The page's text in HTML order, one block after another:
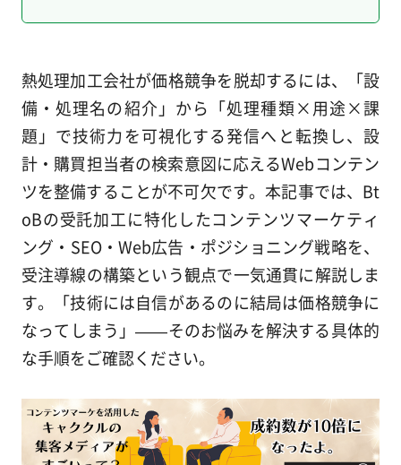
熱処理加工会社が価格競争を脱却するには、「設
備・処理名の紹介」から「処理種類×用途×課
題」で技術力を可視化する発信へと転換し、設
計・購買担当者の検索意図に応えるWebコンテン
ツを整備することが不可欠です。本記事では、Bt
oBの受託加工に特化したコンテンツマーケティ
ング・SEO・Web広告・ポジショニング戦略を、
受注導線の構築という観点で一気通貫に解説しま
す。「技術には自信があるのに結局は価格競争に
なってしまう」——そのお悩みを解決する具体的
な手順をご確認ください。